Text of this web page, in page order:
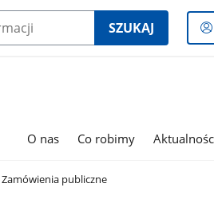
SZUKAJ
O nas Co robimy
Zamówienia publiczne